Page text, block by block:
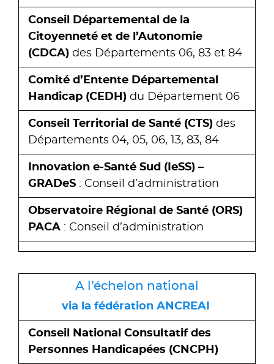
Conseil Départemental de la
Citoyenneté et de l’Autonomie
(CDCA) des Départements 06, 83 et 84
Comité d’Entente Départemental
Handicap (CEDH) du Département 06
Conseil Territorial de Santé (CTS) des
Départements 04, 05, 06, 13, 83, 84
Innovation e-Santé Sud (IeSS) –
GRADeS : Conseil d’administration
Observatoire Régional de Santé (ORS)
PACA : Conseil d’administration
A l’échelon national
via la fédération ANCREAI
Conseil National Consultatif des
Personnes Handicapées (CNCPH)